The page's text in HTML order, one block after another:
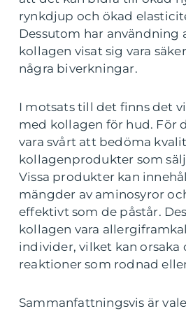
rynkdjup och ökad
Dessutom har användning
kollagen visat sig vara
några biverkningar.
I motsats till det finns det
med kollagen för hud. För
vara svårt att bedöma
kollagenprodukter som
Vissa produkter kan
mängder av aminosyror
effektivt som de påstår.
kollagen vara
individer, vilket kan orsaka
reaktioner som rodnad
Sammanfattningsvis är